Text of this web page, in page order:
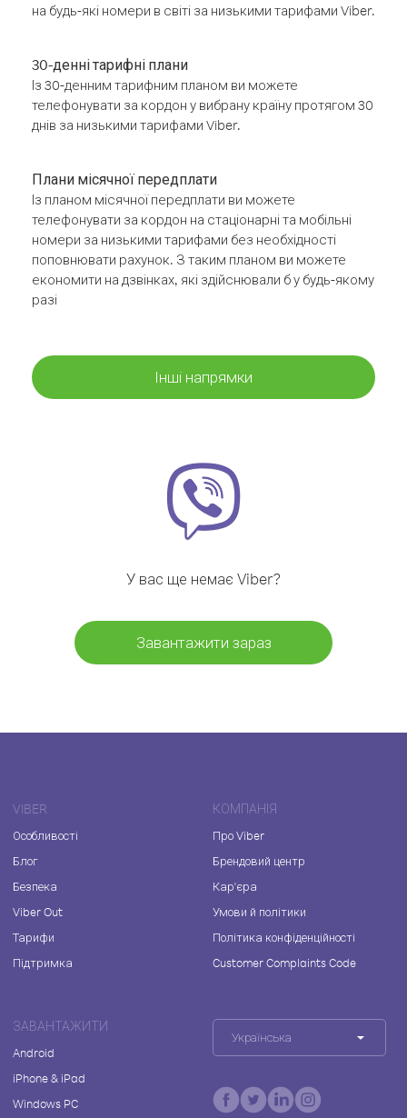
на будь-які номери в світі за низькими тарифами Viber.
30-денні тарифні плани
Із 30-денним тарифним планом ви можете
телефонувати за кордон у вибрану країну протягом 30
днів за низькими тарифами Viber.
Плани місячної передплати
Із планом місячної передплати ви можете
телефонувати за кордон на стаціонарні та мобільні
номери за низькими тарифами без необхідності
поповнювати рахунок. З таким планом ви можете
економити на дзвінках, які здійснювали б у будь-якому
разі
Інші напрямки
У вас ще немає Viber?
Завантажити зараз
VIBER
Особливості
Блог
Безпека
Viber Out
Тарифи
Підтримка
КОМПАНІЯ
Про Viber
Брендовий центр
Кар'єра
Умови й політики
Політика конфіденційності
Customer Complaints Code
ЗАВАНТАЖИТИ
Android
iPhone & iPad
Windows PC
Українська